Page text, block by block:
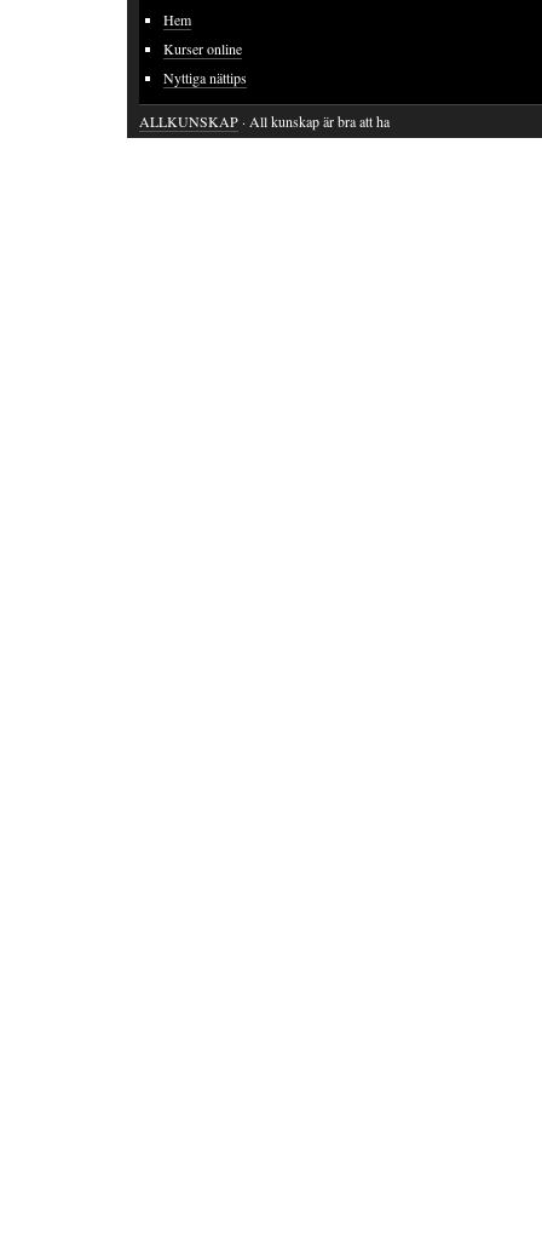
Hem
Kurser online
Nyttiga nättips
ALLKUNSKAP · All kunskap är bra att ha